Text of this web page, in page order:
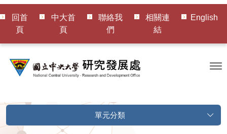
回首
頁
中大首
頁
聯絡我
們
相關連
結
English
單元分類